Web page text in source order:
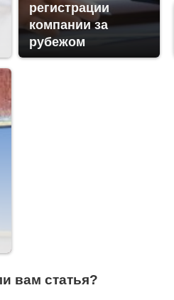
регистрации
компании за
рубежом
вам статья?